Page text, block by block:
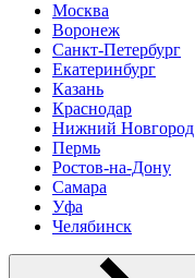
Москва
Воронеж
Санкт-Петербург
Екатеринбург
Казань
Краснодар
Нижний Новгород
Пермь
Ростов-на-Дону
Самара
Уфа
Челябинск